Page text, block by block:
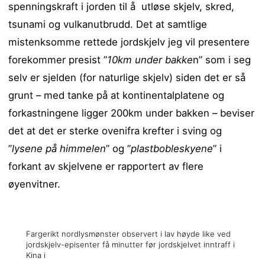
spenningskraft i jorden til å utløse skjelv, skred,
tsunami og vulkanutbrudd. Det at samtlige
mistenksomme rettede jordskjelv jeg vil presentere
forekommer presist ”10km under bakken” som i seg
selv er sjelden (for naturlige skjelv) siden det er så
grunt – med tanke på at kontinentalplatene og
forkastningene ligger 200km under bakken – beviser
det at det er sterke ovenifra krefter i sving og
”lysene på himmelen” og ”plastbobleskyene” i
forkant av skjelvene er rapportert av flere
øyenvitner.
Fargerikt nordlysmønster observert i lav høyde like ved
jordskjelv-episenter få minutter før jordskjelvet inntraff i
Kina i